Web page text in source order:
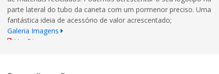
parte lateral do tubo da caneta com um pormenor preciso. Uma
fantástica ideia de acessório de valor acrescentado;
Galeria Imagens
Ver Diagrama